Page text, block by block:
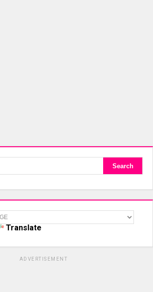
Translate
ADVERTISEMENT